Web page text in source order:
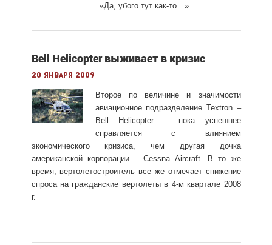
«Да, убого тут как-то…»
Bell Helicopter выживает в кризис
20 января 2009
Второе по величине и значимости
авиационное подразделение Textron –
Bell Helicopter – пока успешнее
справляется с влиянием
экономического кризиса, чем другая дочка
американской корпорации – Cessna Aircraft. В то же
время, вертолетостроитель все же отмечает снижение
спроса на гражданские вертолеты в 4-м квартале 2008
г.